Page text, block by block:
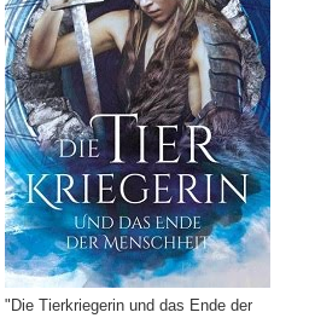
"Die Tierkriegerin und das Ende der